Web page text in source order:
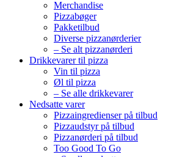
Merchandise
Pizzabøger
Pakketilbud
Diverse pizzanørderier
– Se alt pizzanørderi
Drikkevarer til pizza
Vin til pizza
Øl til pizza
– Se alle drikkevarer
Nedsatte varer
Pizzaingredienser på tilbud
Pizzaudstyr på tilbud
Pizzanørderi på tilbud
Too Good To Go